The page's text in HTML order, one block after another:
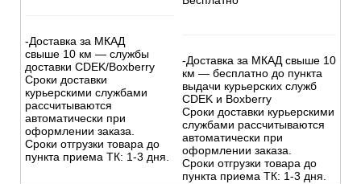
-Доставка за МКАД
свыше 10 км — службы
доставки CDEK/Boxberry
Сроки доставки
курьерскими службами
рассчитываются
автоматически при
оформлении заказа.
Сроки отгрузки товара до
пункта приема ТК: 1-3 дня.
-Доставка за МКАД свыше 10
км — бесплатно до пункта
выдачи курьерских служб
CDEK и Boxberry
Сроки доставки курьерскими
службами рассчитываются
автоматически при
оформлении заказа.
Сроки отгрузки товара до
пункта приема ТК: 1-3 дня.